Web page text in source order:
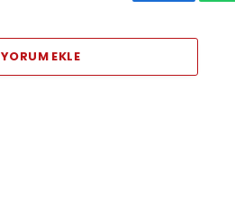
YORUM EKLE